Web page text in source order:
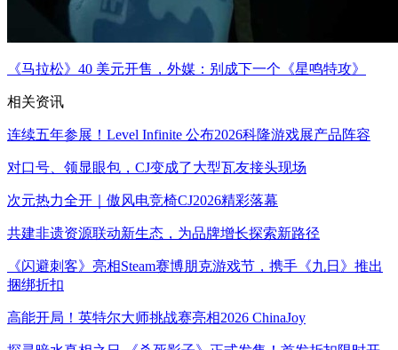
《马拉松》40 美元开售，外媒：别成下一个《星鸣特攻》
相关资讯
连续五年参展！Level Infinite 公布2026科隆游戏展产品阵容
对口号、领显眼包，CJ变成了大型瓦友接头现场
次元热力全开｜傲风电竞椅CJ2026精彩落幕
共建非遗资源联动新生态，为品牌增长探索新路径
《闪避刺客》亮相Steam赛博朋克游戏节，携手《九日》推出
捆绑折扣
高能开局！英特尔大师挑战赛亮相2026 ChinaJoy